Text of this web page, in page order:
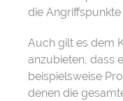
die
Auch gilt es dem
anzubieten, dass
beispielsweise
denen die